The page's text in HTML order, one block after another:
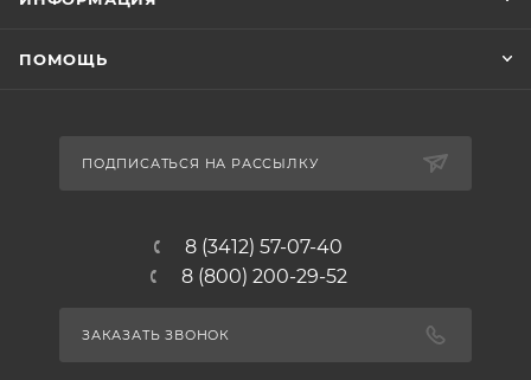
ПОМОЩЬ
ПОДПИСАТЬСЯ НА РАССЫЛКУ
8 (3412) 57-07-40
8 (800) 200-29-52
ЗАКАЗАТЬ ЗВОНОК